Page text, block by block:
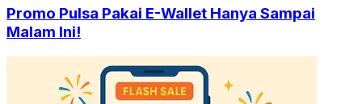
Promo Pulsa Pakai E-Wallet Hanya Sampai
Malam Ini!